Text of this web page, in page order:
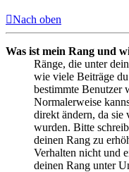
Nach oben
Was ist mein Rang und
Ränge, die unter
wie viele Beiträge
bestimmte Benutzer
Normalerweise
direkt ändern, da
wurden. Bitte
deinen Rang zu
Verhalten nicht und
deinen Rang unter